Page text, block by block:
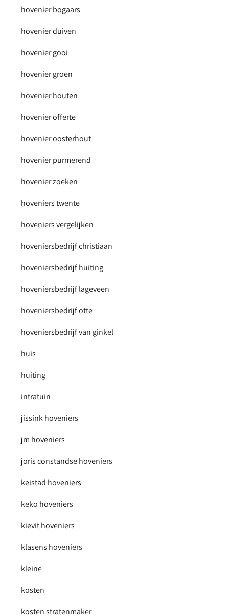
hovenier bogaars
hovenier duiven
hovenier gooi
hovenier groen
hovenier houten
hovenier offerte
hovenier oosterhout
hovenier purmerend
hovenier zoeken
hoveniers twente
hoveniers vergelijken
hoveniersbedrijf christiaan
hoveniersbedrijf huiting
hoveniersbedrijf lageveen
hoveniersbedrijf otte
hoveniersbedrijf van ginkel
huis
huiting
intratuin
jissink hoveniers
jm hoveniers
joris constandse hoveniers
keistad hoveniers
keko hoveniers
kievit hoveniers
klasens hoveniers
kleine
kosten
kosten stratenmaker